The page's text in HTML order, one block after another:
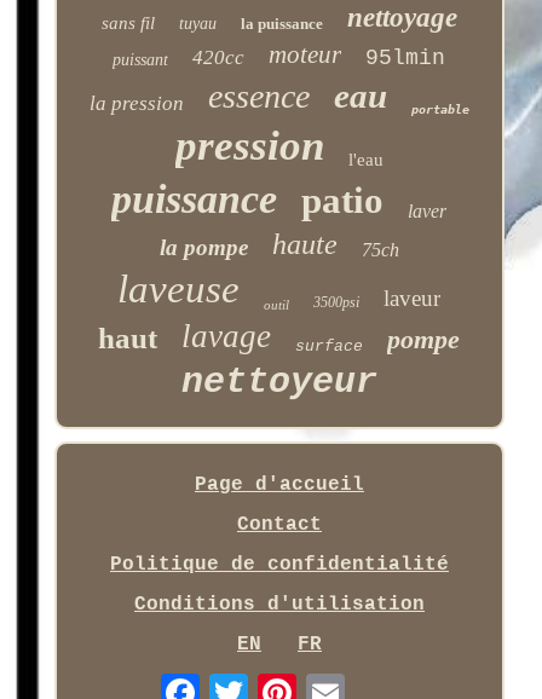
sans fil tuyau la puissance nettoyage
puissant 420cc moteur 95lmin
la pression essence eau portable
pression l'eau
puissance patio laver
la pompe haute 75ch
laveuse outil 3500psi laveur
haut lavage surface pompe
nettoyeur
Page d'accueil
Contact
Politique de confidentialité
Conditions d'utilisation
EN
FR